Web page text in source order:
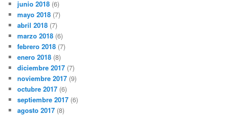
junio 2018 (6)
mayo 2018 (7)
abril 2018 (7)
marzo 2018 (6)
febrero 2018 (7)
enero 2018 (8)
diciembre 2017 (7)
noviembre 2017 (9)
octubre 2017 (6)
septiembre 2017 (6)
agosto 2017 (8)